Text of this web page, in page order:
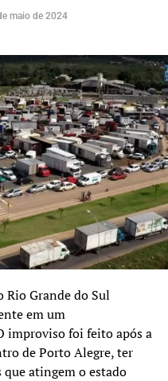
maio de 2024
Grande do Sul
em um
improviso foi feito após a
de Porto Alegre, ter
atingem o estado